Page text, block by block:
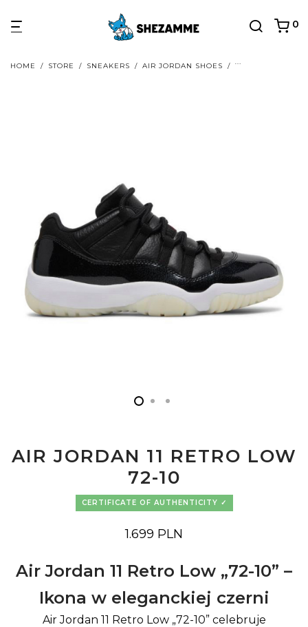
0
HOME / STORE / SNEAKERS / AIR JORDAN SHOES / AIR JORDAN 11
AIR JORDAN 11 RETRO LOW
72-10
CERTIFICATE OF AUTHENTICITY
1.699 PLN
Air Jordan 11 Retro Low „72-10” –
Ikona w eleganckiej czerni
Air Jordan 11 Retro Low „72-10” celebruje